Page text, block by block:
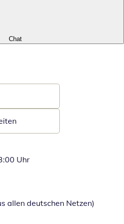
Chat
Uhr
allen deutschen Netzen)